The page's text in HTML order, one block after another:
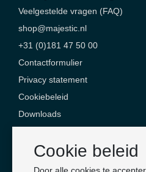
Cookie beleid
Veelgestelde vragen (FAQ)
shop@majestic.nl
+31 (0)181 47 50 00
Contactformulier
Privacy statement
Cookiebeleid
Downloads
Majestic Safety Products &